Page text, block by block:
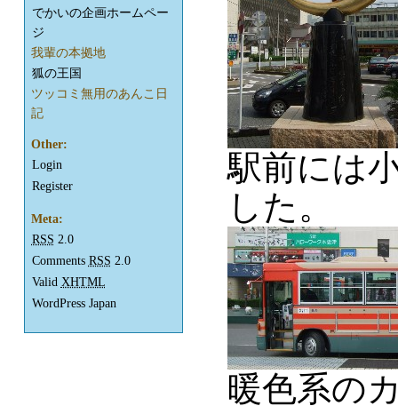
駅前には
した。
暖色系の
でかいの企画ホームペー
ジ
我輩の本拠地
狐の王国
ツッコミ無用のあんこ日
記
Other:
Login
Register
Meta:
RSS 2.0
Comments RSS 2.0
Valid XHTML
WordPress Japan